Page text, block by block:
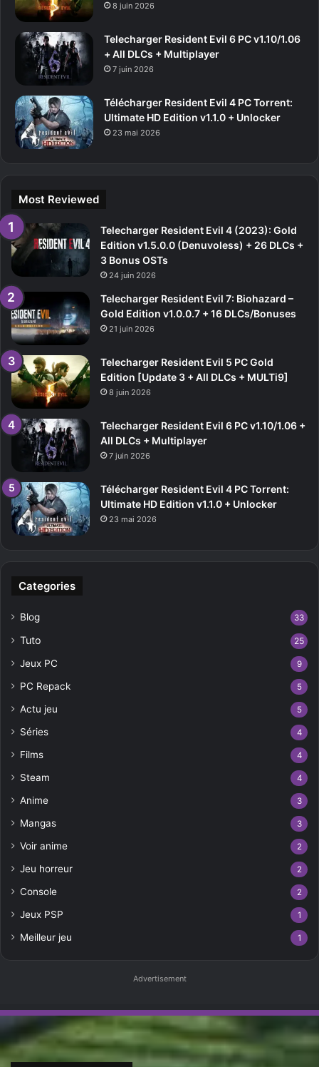
8 juin 2026
Telecharger Resident Evil 6 PC v1.10/1.06
+ All DLCs + Multiplayer
7 juin 2026
Télécharger Resident Evil 4 PC Torrent:
Ultimate HD Edition v1.1.0 + Unlocker
23 mai 2026
Most Reviewed
Telecharger Resident Evil 4 (2023): Gold
Edition v1.5.0.0 (Denuvoless) + 26 DLCs +
3 Bonus OSTs
24 juin 2026
Telecharger Resident Evil 7: Biohazard –
Gold Edition v1.0.0.7 + 16 DLCs/Bonuses
21 juin 2026
Telecharger Resident Evil 5 PC Gold
Edition [Update 3 + All DLCs + MULTi9]
8 juin 2026
Telecharger Resident Evil 6 PC v1.10/1.06 +
All DLCs + Multiplayer
7 juin 2026
Télécharger Resident Evil 4 PC Torrent:
Ultimate HD Edition v1.1.0 + Unlocker
23 mai 2026
Categories
Blog 33
Tuto 25
Jeux PC 9
PC Repack 5
Actu jeu 5
Séries 4
Films 4
Steam 4
Anime 3
Mangas 3
Voir anime 2
Jeu horreur 2
Console 2
Jeux PSP 1
Meilleur jeu 1
Advertisement